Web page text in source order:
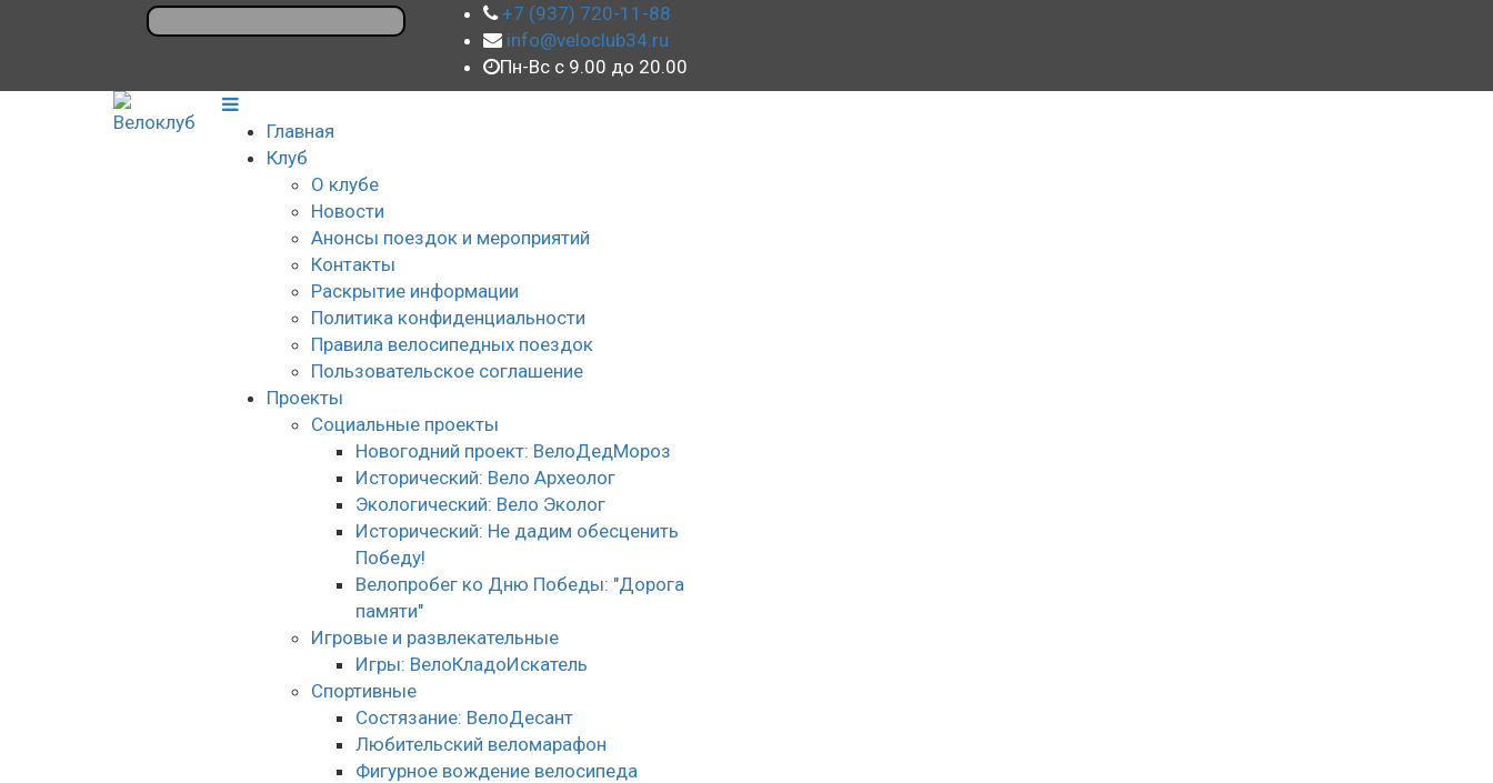
+7 (937) 720-11-88
info@veloclub34.ru
Пн-Вс с 9.00 до 20.00
Главная
Клуб
О клубе
Новости
Анонсы поездок и мероприятий
Контакты
Раскрытие информации
Политика конфиденциальности
Правила велосипедных поездок
Пользовательское соглашение
Проекты
Социальные проекты
Новогодний проект: ВелоДедМороз
Исторический: Вело Археолог
Экологический: Вело Эколог
Исторический: Не дадим обесценить
Победу!
Велопробег ко Дню Победы: "Дорога
памяти"
Игровые и развлекательные
Игры: ВелоКладоИскатель
Спортивные
Состязание: ВелоДесант
Любительский веломарафон
Фигурное вождение велосипеда